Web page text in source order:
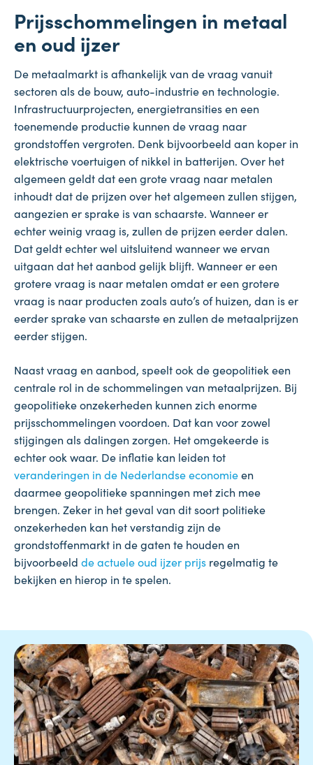
Prijsschommelingen in metaal
en oud ijzer
De metaalmarkt is afhankelijk van de vraag vanuit
sectoren als de bouw, auto-industrie en technologie.
Infrastructuurprojecten, energietransities en een
toenemende productie kunnen de vraag naar
grondstoffen vergroten. Denk bijvoorbeeld aan koper in
elektrische voertuigen of nikkel in batterijen. Over het
algemeen geldt dat een grote vraag naar metalen
inhoudt dat de prijzen over het algemeen zullen stijgen,
aangezien er sprake is van schaarste. Wanneer er
echter weinig vraag is, zullen de prijzen eerder dalen.
Dat geldt echter wel uitsluitend wanneer we ervan
uitgaan dat het aanbod gelijk blijft. Wanneer er een
grotere vraag is naar metalen omdat er een grotere
vraag is naar producten zoals auto’s of huizen, dan is er
eerder sprake van schaarste en zullen de metaalprijzen
eerder stijgen.
Naast vraag en aanbod, speelt ook de geopolitiek een
centrale rol in de schommelingen van metaalprijzen. Bij
geopolitieke onzekerheden kunnen zich enorme
prijsschommelingen voordoen. Dat kan voor zowel
stijgingen als dalingen zorgen. Het omgekeerde is
echter ook waar. De inflatie kan leiden tot
veranderingen in de Nederlandse economieen
daarmee geopolitieke spanningen met zich mee
brengen. Zeker in het geval van dit soort politieke
onzekerheden kan het verstandig zijn de
grondstoffenmarkt in de gaten te houden en
bijvoorbeeld de actuele oud ijzer prijs regelmatig te
bekijken en hierop in te spelen.